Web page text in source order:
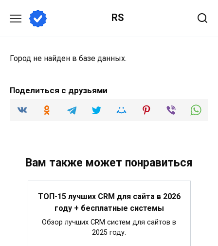
содержанию
RS
Город не найден в базе данных.
Поделиться с друзьями
Вам также может понравиться
ТОП-15 лучших CRM для сайта в 2026
году + бесплатные системы
Обзор лучших CRM систем для сайтов в
2025 году.